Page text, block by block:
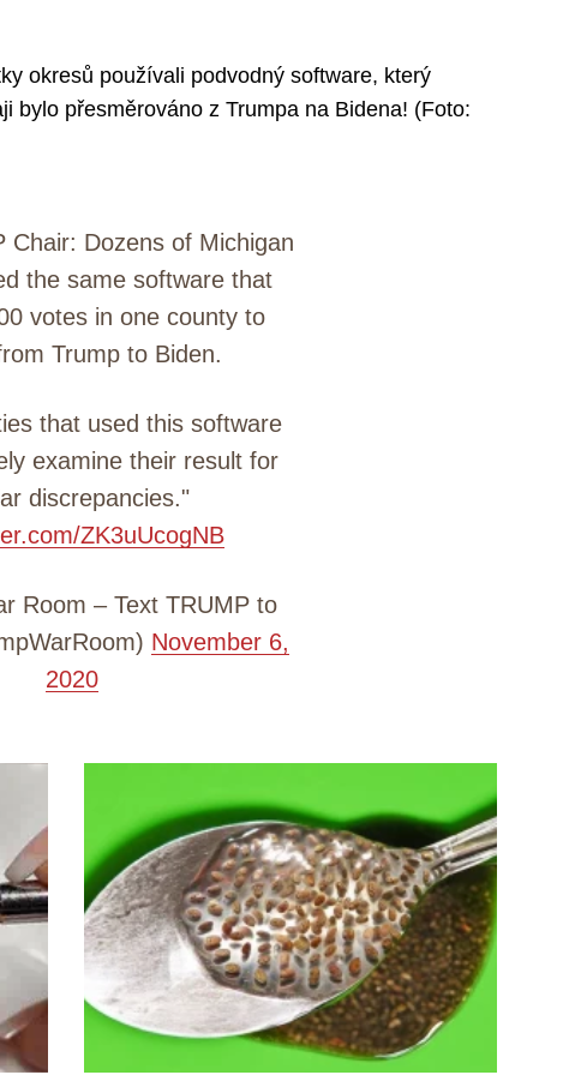
okresů používali podvodný software, který
bylo přesměrováno z Trumpa na Bidena! (Foto:
Chair: Dozens of Michigan
the same software that
votes in one county to
Trump to Biden.
that used this software
examine their result for
discrepancies."
ZK3uUcogNB
Room – Text TRUMP to
November 6,
2020